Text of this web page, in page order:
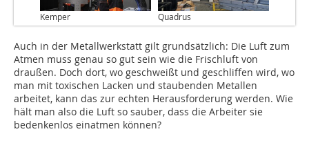
Kemper Quadrus
Auch in der Metallwerkstatt gilt grundsätzlich: Die Luft zum
Atmen muss genau so gut sein wie die Frischluft von
draußen. Doch dort, wo geschweißt und geschliffen wird, wo
man mit toxischen Lacken und staubenden Metallen
arbeitet, kann das zur echten Herausforderung werden. Wie
hält man also die Luft so sauber, dass die Arbeiter sie
bedenkenlos einatmen können?